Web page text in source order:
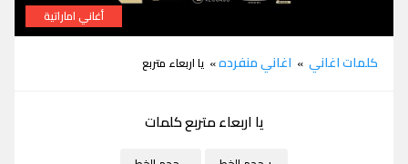
أغاني اماراتية
كلمات اغاني » اغاني منفرده» يا اربعاء متربع
يا اربعاء متربع كلمات